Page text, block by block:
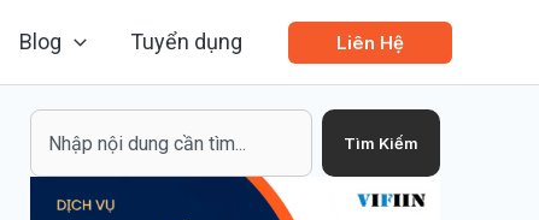
Blog Tuyển dụng Liên Hệ
Tìm Kiếm